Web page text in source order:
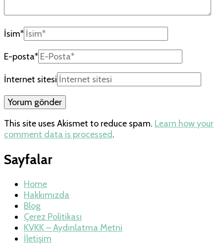
İsim*
E-posta*
İnternet sitesi
This site uses Akismet to reduce spam. Learn how your
comment data is processed.
Sayfalar
Home
Hakkımızda
Blog
Çerez Politikası
KVKK – Aydınlatma Metni
İletişim